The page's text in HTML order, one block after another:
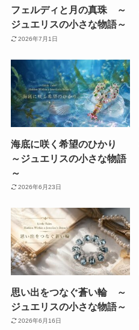
フェルディと月の真珠 ～
ジュエリスの小さな物語～
2026年7月1日
海底に咲く希望のひかり
～ジュエリスの小さな物語
～
2026年6月23日
思い出をつなぐ蒼い輪 ～
ジュエリスの小さな物語～
2026年6月16日